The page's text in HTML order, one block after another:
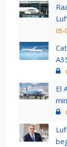
05-
El